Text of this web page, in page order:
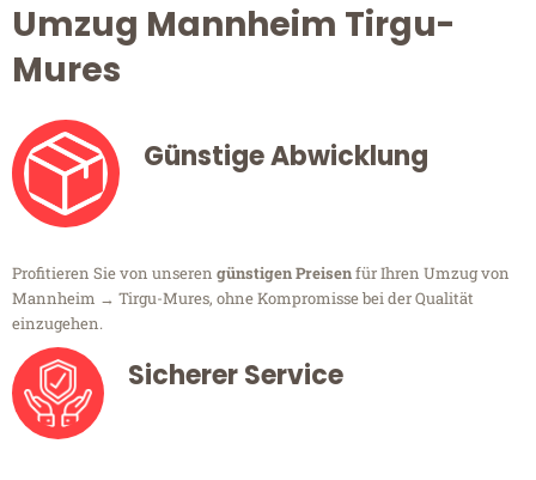
Umzug Mannheim Tirgu-
Mures
Günstige Abwicklung
Profitieren Sie von unseren günstigen Preisenfür Ihren Umzug von
Mannheim → Tirgu-Mures, ohne Kompromisse bei der Qualität
einzugehen.
Sicherer Service